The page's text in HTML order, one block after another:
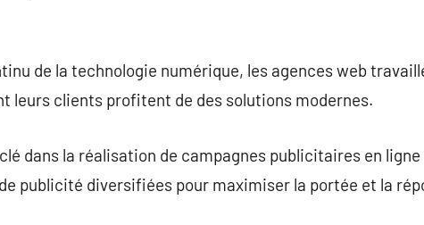
de la technologie numérique, les agences web
leurs clients profitent de des solutions modernes.
dans la réalisation de campagnes publicitaires en ligne
publicité diversifiées pour maximiser la portée et la